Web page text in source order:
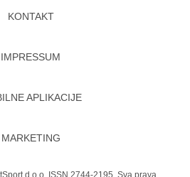
KONTAKT
IMPRESSUM
APLIKACIJE
MARKETING
d.o.o. ISSN 2744-2195. Sva prava